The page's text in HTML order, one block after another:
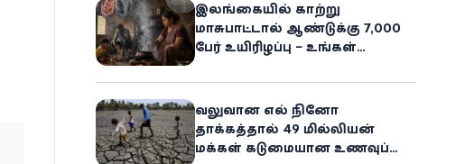
இலங்கையில் காற்று
மாசுபாட்டால் ஆண்டுக்கு 7,000
பேர் உயிரிழப்பு – உங்கள்
ஆபத்து!
வலுவான எல் நினோ
தாக்கத்தால் 49 மில்லியன்
மக்கள் கடுமையான உணவுப்